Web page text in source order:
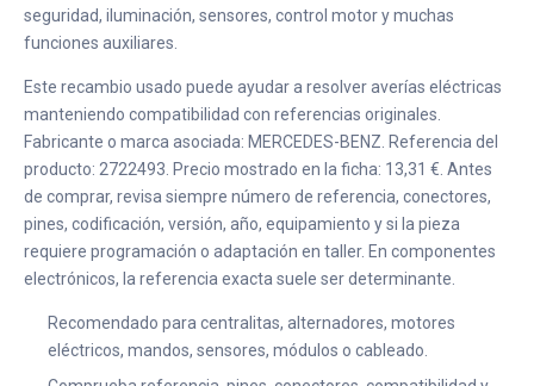
seguridad, iluminación, sensores, control motor y muchas
funciones auxiliares.
Este recambio usado puede ayudar a resolver averías eléctricas
manteniendo compatibilidad con referencias originales.
Fabricante o marca asociada: MERCEDES-BENZ. Referencia del
producto: 2722493. Precio mostrado en la ficha: 13,31 €. Antes
de comprar, revisa siempre número de referencia, conectores,
pines, codificación, versión, año, equipamiento y si la pieza
requiere programación o adaptación en taller. En componentes
electrónicos, la referencia exacta suele ser determinante.
Recomendado para centralitas, alternadores, motores
eléctricos, mandos, sensores, módulos o cableado.